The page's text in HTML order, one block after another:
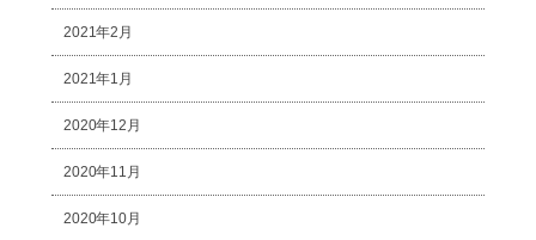
2021年2月
2021年1月
2020年12月
2020年11月
2020年10月